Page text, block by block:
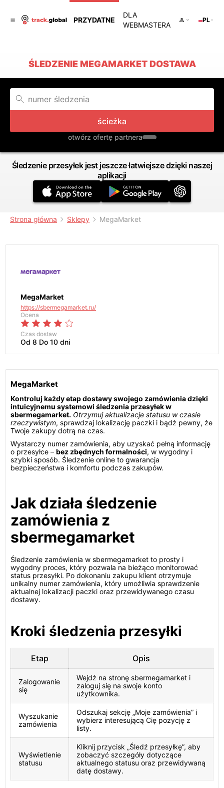
PRZYDATNE
DLA
WEBMASTERA
PL
ŚLEDZENIE MEGAMARKET DOSTAWA
ścieżka
otwórz ofertę partnera
Śledzenie przesyłek jest jeszcze łatwiejsze dzięki naszej
aplikacji
Strona główna Sklepy MegaMarket
MegaMarket
https://sbermegamarket.ru/
Ocena
Czas dostaw
Od 8 Do 10 dni
MegaMarket
Kontroluj każdy etap dostawy swojego zamówienia dzięki
intuicyjnemu systemowi śledzenia przesyłek w
sbermegamarket. Otrzymuj aktualizacje statusu w czasie
rzeczywistym, sprawdzaj lokalizację paczki i bądź pewny, że
Twoje zakupy dotrą na czas.
Wystarczy numer zamówienia, aby uzyskać pełną informację
o przesyłce – bez zbędnych formalności, w wygodny i
szybki sposób. Śledzenie online to gwarancja
bezpieczeństwa i komfortu podczas zakupów.
Jak działa śledzenie
zamówienia z
sbermegamarket
Śledzenie zamówienia w sbermegamarket to prosty i
wygodny proces, który pozwala na bieżąco monitorować
status przesyłki. Po dokonaniu zakupu klient otrzymuje
unikalny numer zamówienia, który umożliwia sprawdzenie
aktualnej lokalizacji paczki oraz przewidywanego czasu
dostawy.
Kroki śledzenia przesyłki
Etap Opis
Zalogowanie
się
Wejdź na stronę sbermegamarket i
zaloguj się na swoje konto
użytkownika.
Wyszukanie
zamówienia
Odszukaj sekcję „Moje zamówienia” i
wybierz interesującą Cię pozycję z
listy.
Wyświetlenie
statusu
Kliknij przycisk „Śledź przesyłkę”, aby
zobaczyć szczegóły dotyczące
aktualnego statusu oraz przewidywaną
datę dostawy.